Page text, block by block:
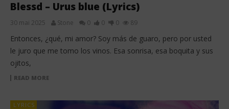
Blessd – Urus blue (Lyrics)
30 mai 2025 Stone 0 0 0 89
Entonces, ¿qué, mi amor? Soy más de guaro, pero por usted
le juro que me tomo los vinos. Esa sonrisa, esa boquita y sus
ojitos,
READ MORE
LYRICS